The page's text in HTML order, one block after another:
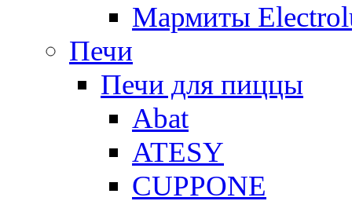
Мармиты
Печи
Печи для пиццы
Abat
ATESY
CUPPONE